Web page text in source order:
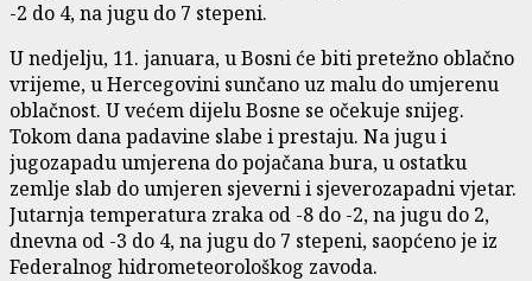
-2 do 4, na jugu do 7 stepeni.
U nedjelju, 11. januara, u Bosni će biti pretežno oblačno
vrijeme, u Hercegovini sunčano uz malu do umjerenu
oblačnost. U većem dijelu Bosne se očekuje snijeg.
Tokom dana padavine slabe i prestaju. Na jugu i
jugozapadu umjerena do pojačana bura, u ostatku
zemlje slab do umjeren sjeverni i sjeverozapadni vjetar.
Jutarnja temperatura zraka od -8 do -2, na jugu do 2,
dnevna od -3 do 4, na jugu do 7 stepeni, saopćeno je iz
Federalnog hidrometeorološkog zavoda.